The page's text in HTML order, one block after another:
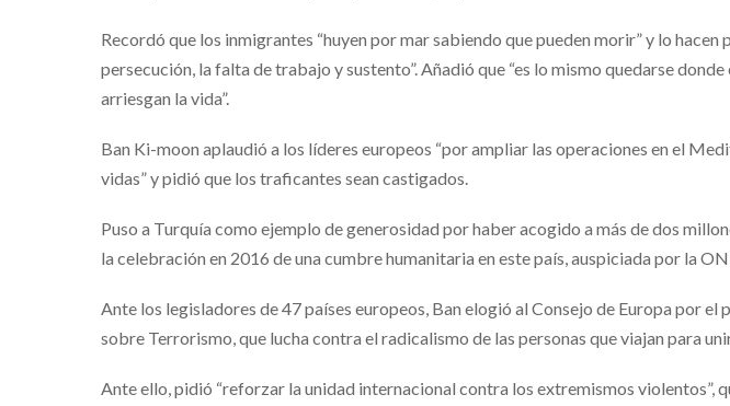
Recordó que los inmigrantes “huyen por mar sabiendo que pueden morir” y lo hacen
persecución, la falta de trabajo y sustento”. Añadió que “es lo mismo quedarse
arriesgan la vida”.
Ban Ki-moon aplaudió a los líderes europeos “por ampliar las operaciones en el
vidas” y pidió que los traficantes sean castigados.
Puso a Turquía como ejemplo de generosidad por haber acogido a más de dos
la celebración en 2016 de una cumbre humanitaria en este país, auspiciada por la
Ante los legisladores de 47 países europeos, Ban elogió al Consejo de Europa por
sobre Terrorismo, que lucha contra el radicalismo de las personas que viajan para
Ante ello, pidió “reforzar la unidad internacional contra los extremismos violentos”,